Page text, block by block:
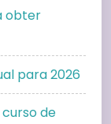
obter
para 2026
de